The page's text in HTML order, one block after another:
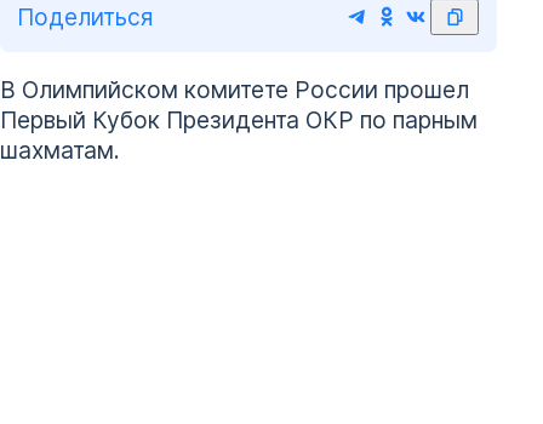
Поделиться
В Олимпийском комитете России прошел
Первый Кубок Президента ОКР по парным
шахматам.